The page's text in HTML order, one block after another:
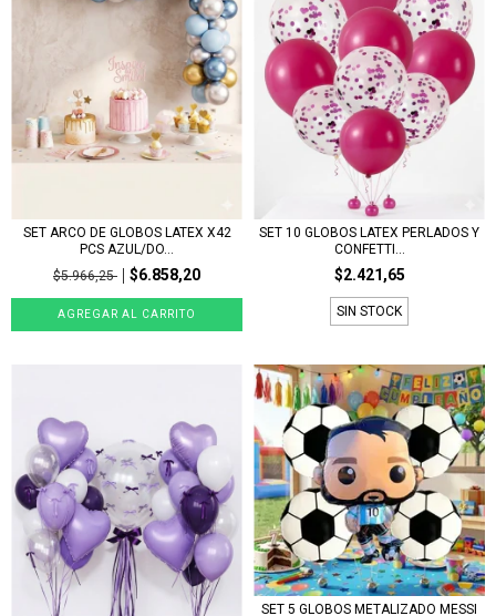
SET ARCO DE GLOBOS LATEX X42
PCS AZUL/DO...
$5.966,25
$6.858,20
SET 10 GLOBOS LATEX PERLADOS Y
CONFETTI...
$2.421,65
SIN STOCK
SET 5 GLOBOS METALIZADO MESSI